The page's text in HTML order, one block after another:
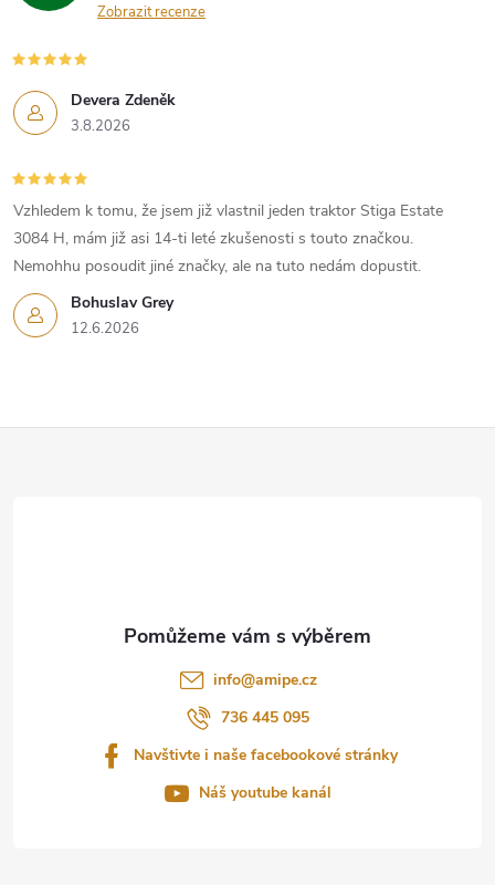
Zobrazit recenze
Devera Zdeněk
3.8.2026
Bohuslav Grey
12.6.2026
Vzhledem k tomu, že jsem již vlastnil jeden traktor Stiga Estate
3084 H, mám již asi 14-ti leté zkušenosti s touto značkou.
Nemohhu posoudit jiné značky, ale na tuto nedám dopustit.
info@amipe.cz
736 445 095
Navštivte i naše facebookové stránky
Náš youtube kanál